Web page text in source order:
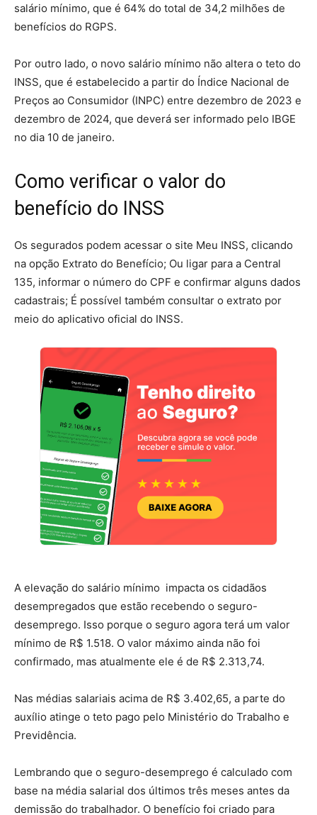
salário mínimo, que é 64% do total de 34,2 milhões de
benefícios do RGPS.
Por outro lado, o novo salário mínimo não altera o teto do
INSS, que é estabelecido a partir do Índice Nacional de
Preços ao Consumidor (INPC) entre dezembro de 2023 e
dezembro de 2024, que deverá ser informado pelo IBGE
no dia 10 de janeiro.
Como verificar o valor do
benefício do INSS
Os segurados podem acessar o site Meu INSS, clicando
na opção Extrato do Benefício; Ou ligar para a Central
135, informar o número do CPF e confirmar alguns dados
cadastrais; É possível também consultar o extrato por
meio do aplicativo oficial do INSS.
A elevação do salário mínimo impacta os cidadãos
desempregados que estão recebendo o seguro-
desemprego. Isso porque o seguro agora terá um valor
mínimo de R$ 1.518. O valor máximo ainda não foi
confirmado, mas atualmente ele é de R$ 2.313,74.
Nas médias salariais acima de R$ 3.402,65, a parte do
auxílio atinge o teto pago pelo Ministério do Trabalho e
Previdência.
Lembrando que o seguro-desemprego é calculado com
base na média salarial dos últimos três meses antes da
demissão do trabalhador. O benefício foi criado para